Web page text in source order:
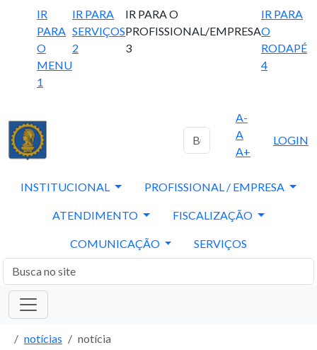
IR
PARA
O
MENU
1
IR PARA
SERVIÇOS
2
IR PARA O
PROFISSIONAL/EMPRESA
3
IR PARA
O
RODAPÉ
4
A-
A
A+
LOGIN
INSTITUCIONAL PROFISSIONAL / EMPRESA
ATENDIMENTO FISCALIZAÇÃO
COMUNICAÇÃO SERVIÇOS
notícias notícia